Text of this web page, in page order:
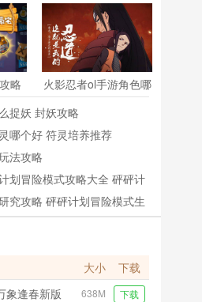
略
略
火影忍者ol手游角色哪
个好 角色选择推荐
捉妖 封妖攻略
哪个好 符灵培养推荐
法攻略
划冒险模式攻略大全 砰砰计
攻略
究攻略 砰砰计划冒险模式生
大小
下载
象逢春新版 638M 下载